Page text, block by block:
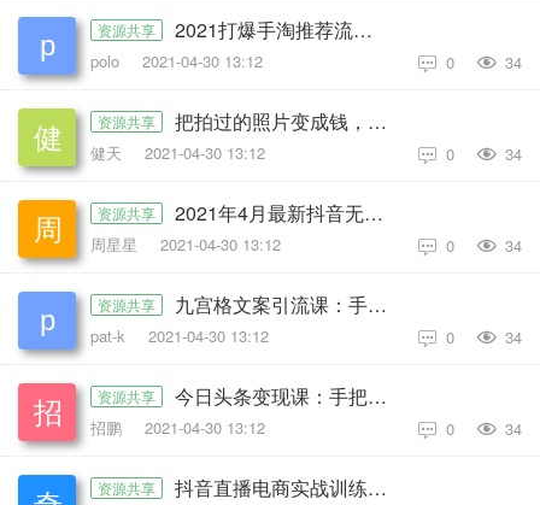
资源共享 2021打爆手淘推荐流量新玩法，快速拉升店铺首页流量
polo 2021-04-30 13:12 0  34
资源共享 把拍过的照片变成钱，一部手机，教你拍能卖钱的照片，随手月赚2000+
健天 2021-04-30 13:12 0  34
资源共享 2021年4月最新抖音无人直播撸音浪教程，赚多少自己去执行，详细操作视频+软件
周星星 2021-04-30 13:12 0  34
资源共享 九宫格文案引流课：手把手教你快手引流精准宝妈粉
pat-k 2021-04-30 13:12 0  34
资源共享 今日头条变现课：手把手教你做赚钱的头条号，轻松月入过万！
招鹏 2021-04-30 13:12 0  34
资源共享 抖音直播电商实战训练营：4天从小白到直播操盘大师，单场直播破百万